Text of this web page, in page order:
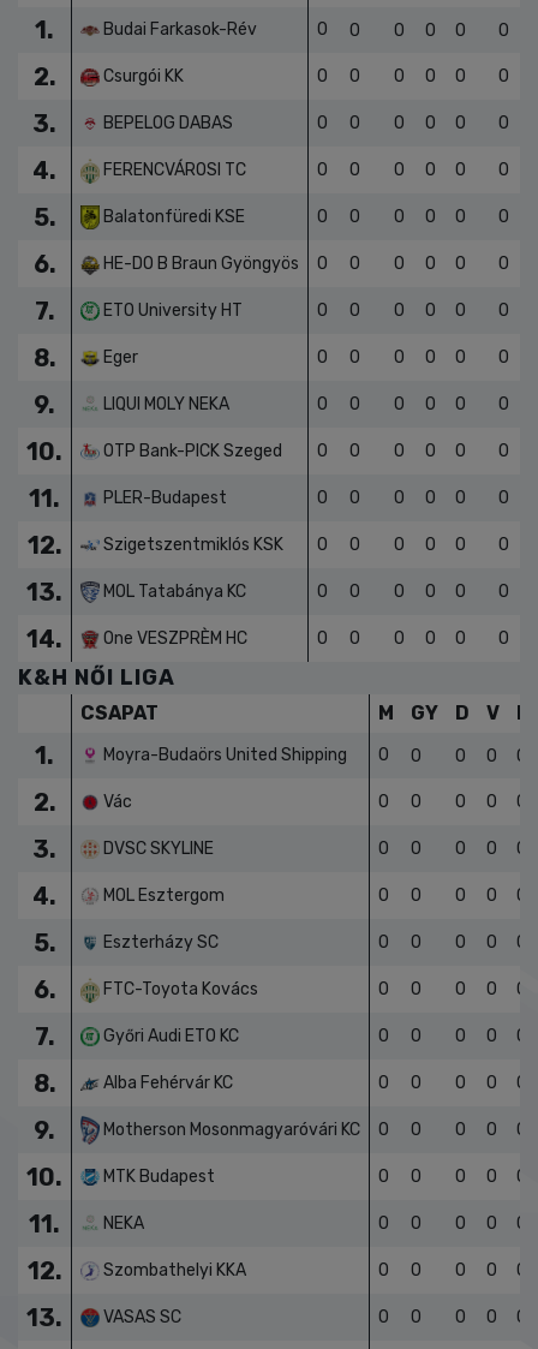
1. Budai Farkasok-Rév 0 0 0 0 0 0
2. Csurgói KK 0 0 0 0 0 0
3. BEPELOG DABAS 0 0 0 0 0 0
4. FERENCVÁROSI TC 0 0 0 0 0 0
5. Balatonfüredi KSE 0 0 0 0 0 0
6. HE-DO B Braun Gyöngyös 0 0 0 0 0 0
7. ETO University HT 0 0 0 0 0 0
8. Eger 0 0 0 0 0 0
9. LIQUI MOLY NEKA 0 0 0 0 0 0
10. OTP Bank-PICK Szeged 0 0 0 0 0 0
11. PLER-Budapest 0 0 0 0 0 0
12. Szigetszentmiklós KSK 0 0 0 0 0 0
13. MOL Tatabánya KC 0 0 0 0 0 0
14. One VESZPRÈM HC 0 0 0 0 0 0
K&H NŐI LIGA
CSAPAT M GY D V
1. Moyra-Budaörs United Shipping 0 0 0 0 0
2. Vác 0 0 0 0 0
3. DVSC SKYLINE 0 0 0 0 0
4. MOL Esztergom 0 0 0 0 0
5. Eszterházy SC 0 0 0 0 0
6. FTC-Toyota Kovács 0 0 0 0 0
7. Győri Audi ETO KC 0 0 0 0 0
8. Alba Fehérvár KC 0 0 0 0 0
9. Motherson Mosonmagyaróvári KC 0 0 0 0 0
10. MTK Budapest 0 0 0 0 0
11. NEKA 0 0 0 0 0
12. Szombathelyi KKA 0 0 0 0 0
13. VASAS SC 0 0 0 0 0